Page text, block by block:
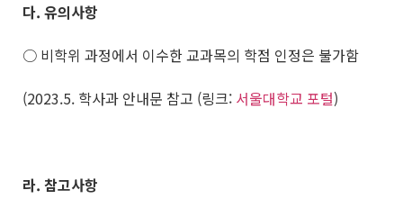
다. 유의사항
○ 비학위 과정에서 이수한 교과목의 학점 인정은 불가함
(2023.5. 학사과 안내문 참고 (링크: 서울대학교 포털)
라. 참고사항